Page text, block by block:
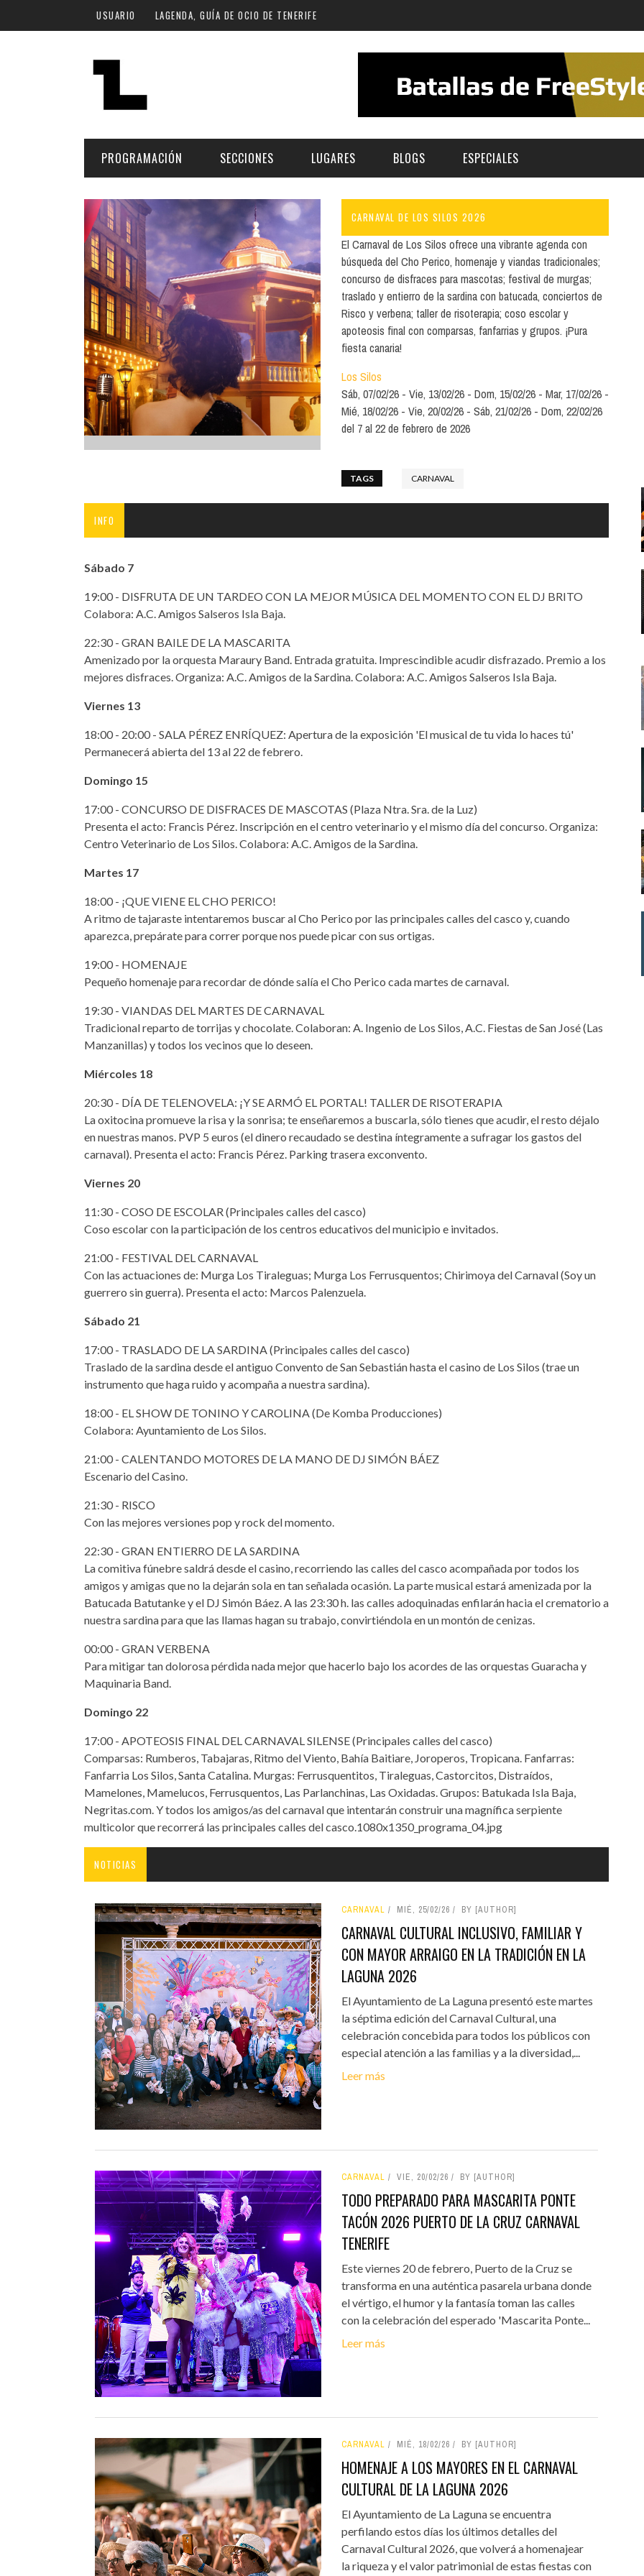
Pasar al contenido principal
USUARIO LAGENDA, GUÍA DE OCIO DE TENERIFE
PROGRAMACIÓN
FECHA
Hoy
Plan Finde
LUGAR
Norte
Santa Cruz | La Laguna
Cultura
Deporte y Naturaleza
Gastro
Música
Escénicas
SECCIONES
MÚSICA
ESCÉNICAS
CULTURA
GASTRONOMÍA
INFANTIL
LUGARES
ARTE | MUSEOS
SALAS Y AUDITORIOS
ESPACIOS CULTURALES
NOCHE
LOCALES CON ACTUACIONES
COMERCIO
GASTRO
FORMATIVO
BLOGS ESPECIALES
FESTIVAL BOREAL 2026
FESTIVAL TAGANANA 2026
TENERIFE PHE FESTIVAL 2026
XXVII VERANO DE CUENTO
CARNAVAL DE LOS SILOS 2026
El Carnaval de Los Silos ofrece una vibrante agenda con
búsqueda del Cho Perico, homenaje y viandas tradicionales;
concurso de disfraces para mascotas; festival de murgas;
traslado y entierro de la sardina con batucada, conciertos de
Risco y verbena; taller de risoterapia; coso escolar y
apoteosis final con comparsas, fanfarrias y grupos. ¡Pura
fiesta canaria!
Los Silos
Sáb, 07/02/26
Vie, 13/02/26 Dom, 15/02/26
Mar, 17/02/26
Mié, 18/02/26
Vie, 20/02/26 Sáb, 21/02/26
Dom, 22/02/26
del 7 al 22 de febrero de 2026
TAGS CARNAVAL
INFO
Sábado 7
19:00 - DISFRUTA DE UN TARDEO CON LA MEJOR MÚSICA DEL MOMENTO CON EL DJ BRITO
Colabora: A.C. Amigos Salseros Isla Baja.
22:30 - GRAN BAILE DE LA MASCARITA
Amenizado por la orquesta Maraury Band. Entrada gratuita. Imprescindible acudir disfrazado. Premio a los
mejores disfraces. Organiza: A.C. Amigos de la Sardina. Colabora: A.C. Amigos Salseros Isla Baja.
Viernes 13
18:00 - 20:00 - SALA PÉREZ ENRÍQUEZ: Apertura de la exposición 'El musical de tu vida lo haces tú'
Permanecerá abierta del 13 al 22 de febrero.
Domingo 15
17:00 - CONCURSO DE DISFRACES DE MASCOTAS (Plaza Ntra. Sra. de la Luz)
Presenta el acto: Francis Pérez. Inscripción en el centro veterinario y el mismo día del concurso. Organiza:
Centro Veterinario de Los Silos. Colabora: A.C. Amigos de la Sardina.
Martes 17
18:00 - ¡QUE VIENE EL CHO PERICO!
A ritmo de tajaraste intentaremos buscar al Cho Perico por las principales calles del casco y, cuando
aparezca, prepárate para correr porque nos puede picar con sus ortigas.
19:00 - HOMENAJE
Pequeño homenaje para recordar de dónde salía el Cho Perico cada martes de carnaval.
19:30 - VIANDAS DEL MARTES DE CARNAVAL
Tradicional reparto de torrijas y chocolate. Colaboran: A. Ingenio de Los Silos, A.C. Fiestas de San José (Las
Manzanillas) y todos los vecinos que lo deseen.
Miércoles 18
20:30 - DÍA DE TELENOVELA: ¡Y SE ARMÓ EL PORTAL! TALLER DE RISOTERAPIA
La oxitocina promueve la risa y la sonrisa; te enseñaremos a buscarla, sólo tienes que acudir, el resto déjalo
en nuestras manos. PVP 5 euros (el dinero recaudado se destina íntegramente a sufragar los gastos del
carnaval). Presenta el acto: Francis Pérez. Parking trasera exconvento.
Viernes 20
11:30 - COSO DE ESCOLAR (Principales calles del casco)
Coso escolar con la participación de los centros educativos del municipio e invitados.
21:00 - FESTIVAL DEL CARNAVAL
Con las actuaciones de: Murga Los Tiraleguas; Murga Los Ferrusquentos; Chirimoya del Carnaval (Soy un
guerrero sin guerra). Presenta el acto: Marcos Palenzuela.
Sábado 21
17:00 - TRASLADO DE LA SARDINA (Principales calles del casco)
Traslado de la sardina desde el antiguo Convento de San Sebastián hasta el casino de Los Silos (trae un
instrumento que haga ruido y acompaña a nuestra sardina).
18:00 - EL SHOW DE TONINO Y CAROLINA (De Komba Producciones)
Colabora: Ayuntamiento de Los Silos.
21:00 - CALENTANDO MOTORES DE LA MANO DE DJ SIMÓN BÁEZ
Escenario del Casino.
21:30 - RISCO
Con las mejores versiones pop y rock del momento.
22:30 - GRAN ENTIERRO DE LA SARDINA
La comitiva fúnebre saldrá desde el casino, recorriendo las calles del casco acompañada por todos los
amigos y amigas que no la dejarán sola en tan señalada ocasión. La parte musical estará amenizada por la
Batucada Batutanke y el DJ Simón Báez. A las 23:30 h. las calles adoquinadas enfilarán hacia el crematorio a
nuestra sardina para que las llamas hagan su trabajo, convirtiéndola en un montón de cenizas.
00:00 - GRAN VERBENA
Para mitigar tan dolorosa pérdida nada mejor que hacerlo bajo los acordes de las orquestas Guaracha y
Maquinaria Band.
Domingo 22
17:00 - APOTEOSIS FINAL DEL CARNAVAL SILENSE (Principales calles del casco)
Comparsas: Rumberos, Tabajaras, Ritmo del Viento, Bahía Baitiare, Joroperos, Tropicana. Fanfarras:
Fanfarria Los Silos, Santa Catalina. Murgas: Ferrusquentitos, Tiraleguas, Castorcitos, Distraídos,
Mamelones, Mamelucos, Ferrusquentos, Las Parlanchinas, Las Oxidadas. Grupos: Batukada Isla Baja,
Negritas.com. Y todos los amigos/as del carnaval que intentarán construir una magnífica serpiente
multicolor que recorrerá las principales calles del casco.1080x1350_programa_04.jpg
NOTICIAS
CARNAVAL MIÉ, 25/02/26 BY [AUTHOR]
CARNAVAL CULTURAL INCLUSIVO, FAMILIAR Y
CON MAYOR ARRAIGO EN LA TRADICIÓN EN LA
LAGUNA 2026
El Ayuntamiento de La Laguna presentó este martes
la séptima edición del Carnaval Cultural, una
celebración concebida para todos los públicos con
especial atención a las familias y a la diversidad,...
Leer más
CARNAVAL VIE, 20/02/26 BY [AUTHOR]
TODO PREPARADO PARA MASCARITA PONTE
TACÓN 2026 PUERTO DE LA CRUZ CARNAVAL
TENERIFE
Este viernes 20 de febrero, Puerto de la Cruz se
transforma en una auténtica pasarela urbana donde
el vértigo, el humor y la fantasía toman las calles
con la celebración del esperado 'Mascarita Ponte...
Leer más
CARNAVAL MIÉ, 18/02/26 BY [AUTHOR]
HOMENAJE A LOS MAYORES EN EL CARNAVAL
CULTURAL DE LA LAGUNA 2026
El Ayuntamiento de La Laguna se encuentra
perfilando estos días los últimos detalles del
Carnaval Cultural 2026, que volverá a homenajear
la riqueza y el valor patrimonial de estas fiestas con